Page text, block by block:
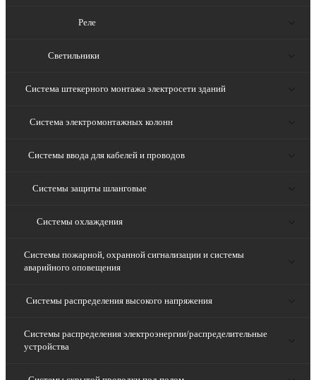
Реле
Светильники
Система штекерного монтажа электросети зданий
Система электромонтажных колонн
Системы ввода для кабелей и проводов
Системы защиты шланговые
Системы охлаждения
Системы пожарной, охранной сигнализации и системы
аварийного оповещения
Системы распределения высокого напряжения
Системы распределения электроэнергии/распределительные
устройства